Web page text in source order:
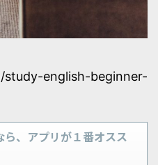
english-beginner-
、アプリが１番オスス